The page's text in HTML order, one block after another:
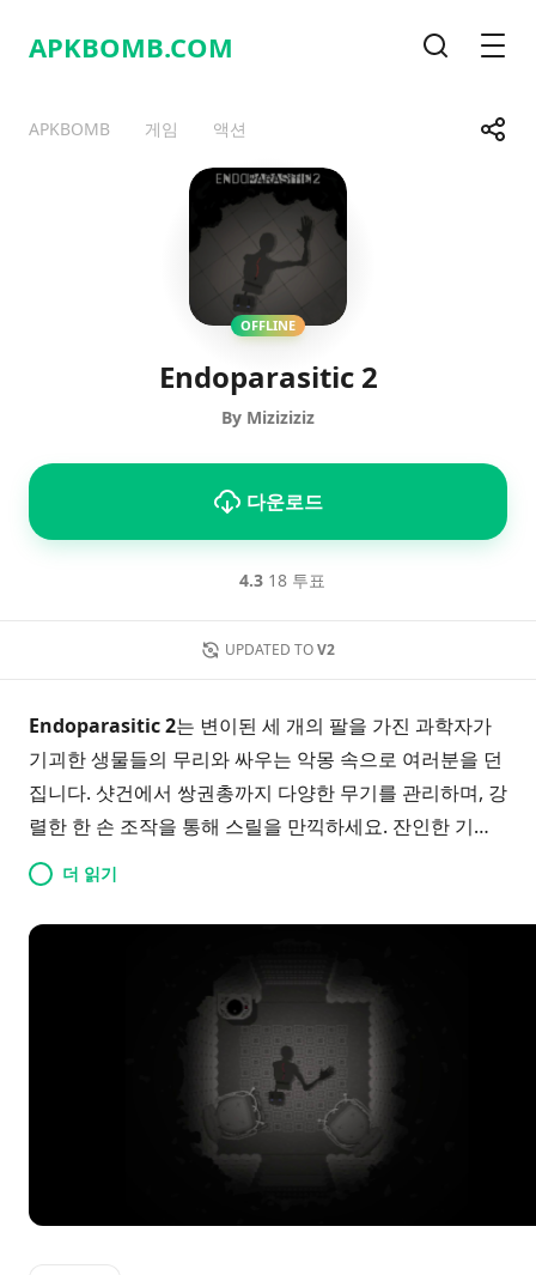
APKBOMB.COM
APKBOMB 게임 액션 공유
Telegram
OFFLINE
Endoparasitic 2
By Miziziziz
다운로드
4.3 18 투표
UPDATED TO V2
Endoparasitic 2는 변이된 세 개의 팔을 가진 과학자가
기괴한 생물들의 무리와 싸우는 악몽 속으로 여러분을 던
집니다. 샷건에서 쌍권총까지 다양한 무기를 관리하며, 강
렬한 한 손 조작을 통해 스릴을 만끽하세요. 잔인한 기반
방어 메커니즘과 긴장감을 유지하는 복잡한 기술 트리와
함께, 모든 순간이 생존을 위한 치열한 전투입니다. 이 게
임은 이전 작품의 공포와 혼란을 더욱 배가시킵니다. 변이
아드레날린이 넘치는 이 경험에 뛰어들 기회를 놓치지 마
더 읽기